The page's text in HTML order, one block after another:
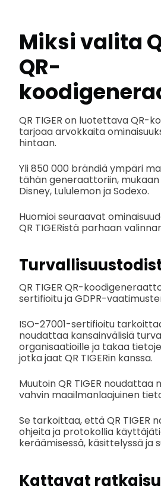
Miksi valita
QR-
QR TIGER on luotettava QR-
tarjoaa arvokkaita
hintaan.
Yli 850 000 brändiä ympäri
tähän generaattoriin, mukaan
Disney, Lululemon ja Sodexo.
Huomioi seuraavat
QR TIGERistä parhaan
QR TIGER QR-
sertifioitu ja GDPR-
ISO-27001-sertifioitu
noudattaa kansainvälisiä
organisaatioille ja takaa
jotka jaat QR TIGERin kanssa.
Muutoin QR TIGER noudattaa
vahvin maailmanlaajuinen
Se tarkoittaa, että QR TIGER
ohjeita ja protokollia
keräämisessä, käsittelyssä ja
Kattavat